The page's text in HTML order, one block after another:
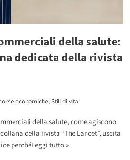
della salute:
dedicata della rivista
economiche,Stili di vita
della salute, come agiscono
della rivista “The Lancet”, uscita
perchéLeggi tutto »